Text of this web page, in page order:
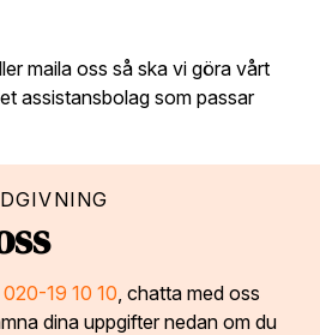
maila oss så ska vi göra vårt
assistansbolag som passar
020-19 10 10 , chatta med oss
dina uppgifter nedan om du